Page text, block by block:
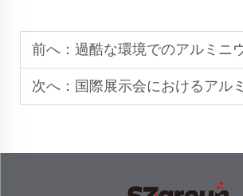
前へ： 過酷な環境でのアルミニウム製足場
次へ： 国際展示会におけるアルミ